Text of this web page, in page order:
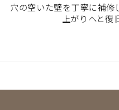
穴の空いた壁を丁寧に補修
上がりへと復